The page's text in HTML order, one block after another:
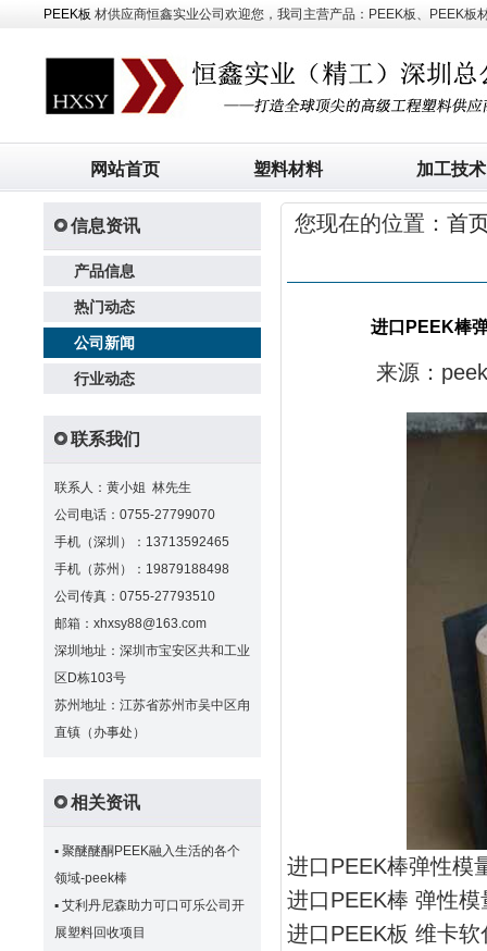
PEEK板 材供应商恒鑫实业公司欢迎您，我司主营产品：PEEK板、PEEK板
网站首页 塑料材料 加工技术
信息资讯
产品信息
热门动态
公司新闻
行业动态
联系我们
联系人：黄小姐 林先生
公司电话：0755-27799070
手机（深圳）：13713592465
手机（苏州）：19879188498
公司传真：0755-27793510
邮箱：xhxsy88@163.com
深圳地址：深圳市宝安区共和工业
区D栋103号
苏州地址：江苏省苏州市吴中区甪
直镇（办事处）
相关资讯
▪ 聚醚醚酮PEEK融入生活的各个
领域-peek棒
▪ 艾利丹尼森助力可口可乐公司开
展塑料回收项目
您现在的位置： 首
进口PEEK棒
来源：
进口PEEK棒弹性模
进口PEEK棒 弹性
进口PEEK板 维卡